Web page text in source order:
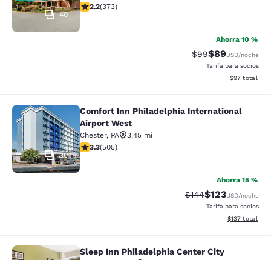
40
calificación de 2.2 estrellas. Feria. 373 reseñas
2.2(373)
Ahorra 10 %
Precio tachado:
$99Precio con
$89USD/noche
Tarifa para socios
Ver detalles
$97 total
Comfort Inn Philadelphia
30
Comfort Inn Philadelphia International
Airport West
Chester, PA
3.45 mi
calificación de 3.28 estrellas. Bueno. 505 reseñas
3.3(505)
Ahorra 15 %
Precio tachado:
$144Precio con
$123USD/noche
Tarifa para socios
Ver detalles
$137 total
Sleep Inn Philadelphia Center City
Sleep Inn Philadelphia Center City